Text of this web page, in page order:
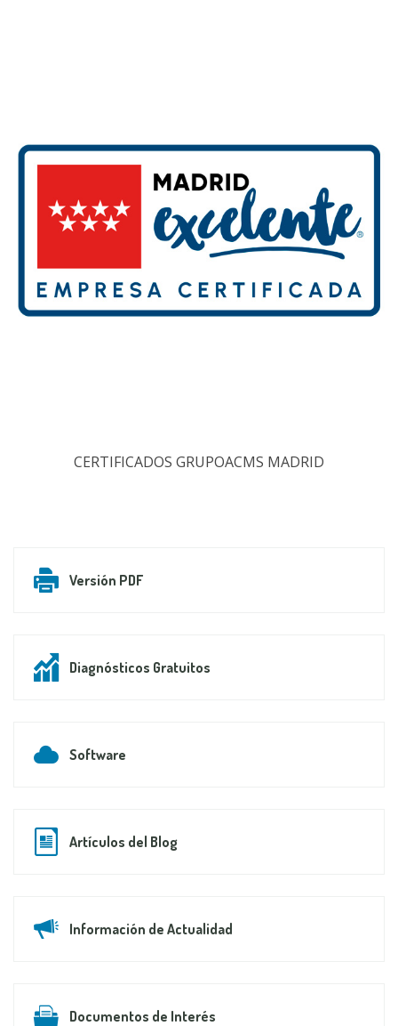
CERTIFICADOS GRUPOACMS MADRID
Versión PDF
Diagnósticos Gratuitos
Software
Artículos del Blog
Información de Actualidad
Documentos de Interés